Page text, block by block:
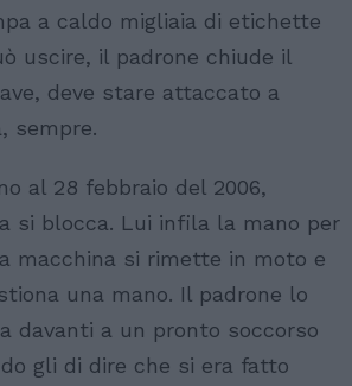
a caldo migliaia di etichette
uscire, il padrone chiude il
deve stare attaccato a
sempre.
al 28 febbraio del 2006,
si blocca. Lui infila la mano per
macchina si rimette in moto e
una mano. Il padrone lo
davanti a un pronto soccorso
gli di dire che si era fatto